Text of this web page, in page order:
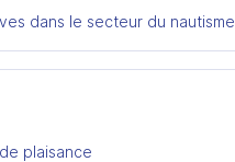
dans le secteur du nautisme
plaisance